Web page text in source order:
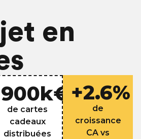
en
900k€
de cartes
cadeaux
distribuées
+2.6%
de
croissance
CA vs